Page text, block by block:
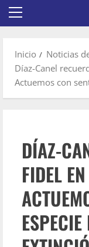
Inicio
Noticias
Díaz-Canel
Actuemos con
DÍAZ-
FIDEL